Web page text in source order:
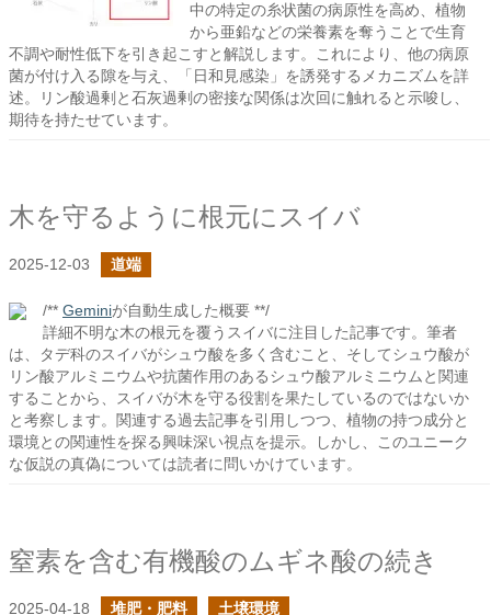
中の特定の糸状菌の病原性を高め、植物
から亜鉛などの栄養素を奪うことで生育
不調や耐性低下を引き起こすと解説します。これにより、他の病原
菌が付け入る隙を与え、「日和見感染」を誘発するメカニズムを詳
述。リン酸過剰と石灰過剰の密接な関係は次回に触れると示唆し、
期待を持たせています。
木を守るように根元にスイバ
2025-12-03 道端
/** Geminiが自動生成した概要 **/
詳細不明な木の根元を覆うスイバに注目した記事です。筆者
は、タデ科のスイバがシュウ酸を多く含むこと、そしてシュウ酸が
リン酸アルミニウムや抗菌作用のあるシュウ酸アルミニウムと関連
することから、スイバが木を守る役割を果たしているのではないか
と考察します。関連する過去記事を引用しつつ、植物の持つ成分と
環境との関連性を探る興味深い視点を提示。しかし、このユニーク
な仮説の真偽については読者に問いかけています。
窒素を含む有機酸のムギネ酸の続き
2025-04-18 堆肥・肥料 土壌環境